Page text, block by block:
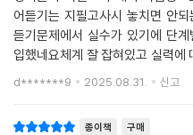
23회 모의고사 110
24회 고난도 모의고사 115
어듣기는 지필고사시 놓치면 안
듣기문제에서 실수가 있기에 단
입했네요체계 잘 잡혀있고 실력에
좋았습니다꾸준히 이 교재로 학습
d*******9 2025.08.31. 신고
종이책 구매